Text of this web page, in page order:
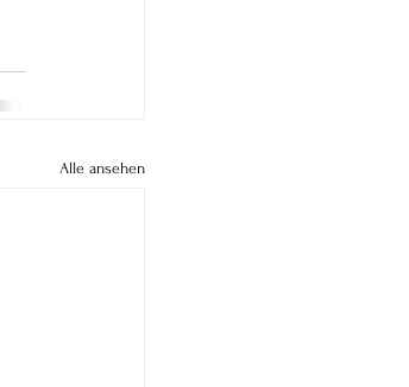
Alle ansehen